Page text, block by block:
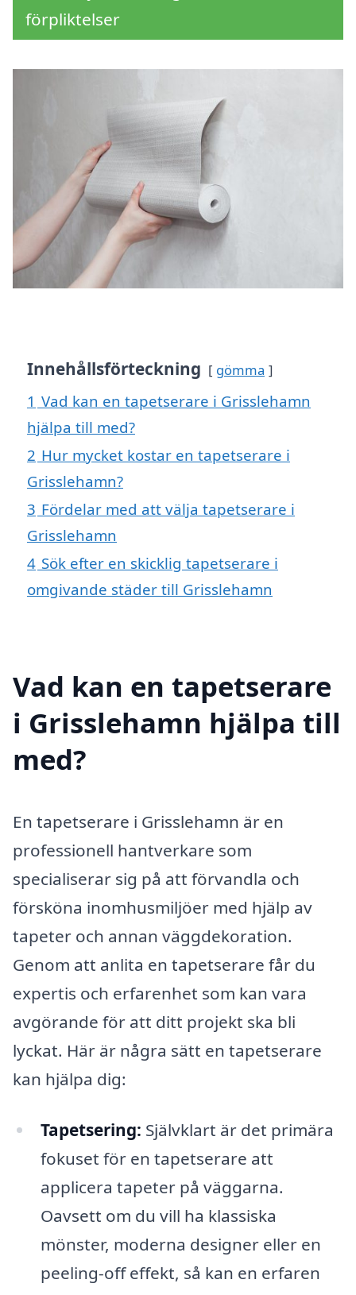
förpliktelser
Innehållsförteckning gömma
1 Vad kan en tapetserare i Grisslehamn
hjälpa till med?
2 Hur mycket kostar en tapetserare i
Grisslehamn?
3 Fördelar med att välja tapetserare i
Grisslehamn
4 Sök efter en skicklig tapetserare i
omgivande städer till Grisslehamn
Vad kan en tapetserare
i Grisslehamn hjälpa till
med?
En tapetserare i Grisslehamn är en
professionell hantverkare som
specialiserar sig på att förvandla och
försköna inomhusmiljöer med hjälp av
tapeter och annan väggdekoration.
Genom att anlita en tapetserare får du
expertis och erfarenhet som kan vara
avgörande för att ditt projekt ska bli
lyckat. Här är några sätt en tapetserare
kan hjälpa dig:
Tapetsering: Självklart är det primära
fokuset för en tapetserare att
applicera tapeter på väggarna.
Oavsett om du vill ha klassiska
mönster, moderna designer eller en
peeling-off effekt, så kan en erfaren